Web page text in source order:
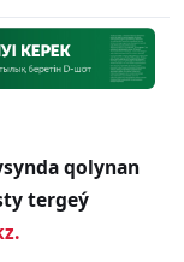
qolynan
tergeý